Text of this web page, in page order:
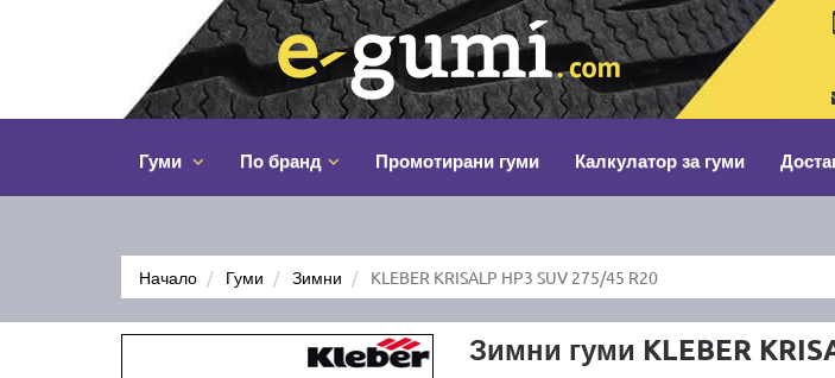
Гуми По бранд Промотирани гуми Калкулатор за гуми
Начало Гуми Зимни KLEBER KRISALP HP3 SUV 275/45 R20
Зимни гуми KLEBER